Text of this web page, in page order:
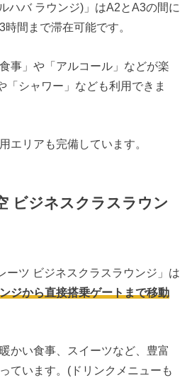
ハバ ラウンジ)」はA2とA3の間に
間まで滞在可能です。
事」や「アルコール」などが楽
「シャワー」なども利用できま
エリアも完備しています。
ビジネスクラスラウン
ーツ ビジネスクラスラウンジ」は
ジから直接搭乗ゲートまで移動
かい食事、スイーツなど、豊富
ています。(ドリンクメニューも